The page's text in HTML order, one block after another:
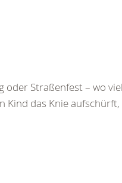
oder Straßenfest – wo
das Knie